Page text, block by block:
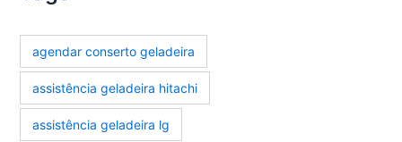
agendar conserto geladeira
assistência geladeira hitachi
assistência geladeira lg